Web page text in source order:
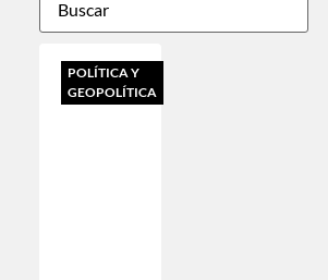
POLÍTICA Y
GEOPOLÍTICA